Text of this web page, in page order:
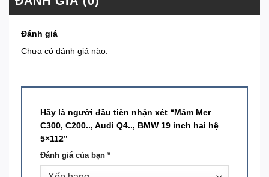
Đánh giá
Chưa có đánh giá nào.
Hãy là người đầu tiên nhận xét “Mâm Mer
C300, C200.., Audi Q4.., BMW 19 inch hai hệ
5×112”
Đánh giá của bạn *